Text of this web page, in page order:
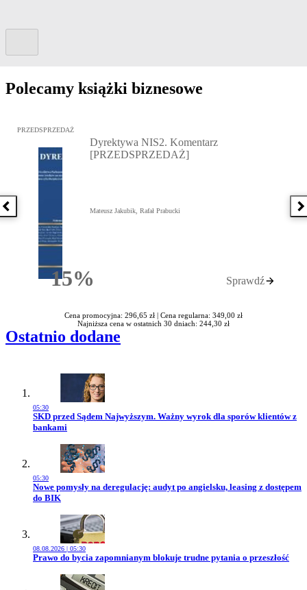
Polecamy książki biznesowe
Poprzednia książka
Przejdź do: Dyrektywa NIS2. Komentarz [PRZEDSPRZEDAŻ],
PRZEDSPRZEDAŻ
15%Rabatu
Dyrektywa NIS2. Komentarz
[PRZEDSPRZEDAŻ]
Mateusz Jakubik, Rafał Prabucki
Sprawdź
Cena promocyjna: 296,65 zł | Cena regularna: 349,00 zł
Najniższa cena w ostatnich 30 dniach: 244,30 zł
Ostatnio dodane
05:30
Przejdź do artykułu:
SKD przed Sądem Najwyższym. Ważny wyrok dla sporów klientów z
bankami
05:30
Przejdź do artykułu:
Nowe pomysły na deregulację: audyt po angielsku, leasing z dostępem
do BIK
08.08.2026 | 05:30
Przejdź do artykułu:
Prawo do bycia zapomnianym blokuje trudne pytania o przeszłość